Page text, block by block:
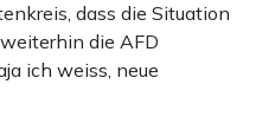
dass die Situation
die AFD
ich weiss, neue